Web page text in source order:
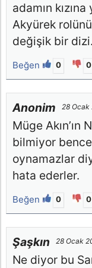
adamın
Akyürek
değişik bir dizi.
Beğen 0 0
Anonim 28 Ocak
Müge Akın’ın
bilmiyor
oynamazlar
hata ederler.
Beğen 0 0
Şaşkın 28 Ocak
Ne diyor bu